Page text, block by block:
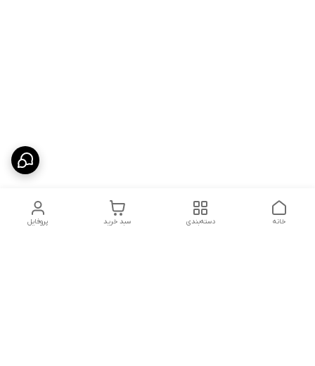
پروفایل سبد خرید دسته‌بندی خانه